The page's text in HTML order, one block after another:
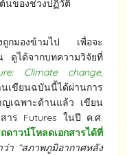
นของช่วงปฏิวัติ
ถูกมองข้ามไป เพื่อจะ
ดูได้จากบทความวิจัยที่
Climate change,
ขียนฉบันนี้ได้ผ่านการ
ญเฉพาะด้านแล้ว เขียน
าร Futures ในปี ค.ศ.
ดาวน์โหลดเอกสารได้ที่
ว่า “สภาพภูมิอากาศหลัง